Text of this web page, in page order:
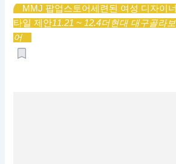
MMJ 팝업스토어세련된 여성 디자이
타일 제안11.21 ~ 12.4더현대 대구골라
어